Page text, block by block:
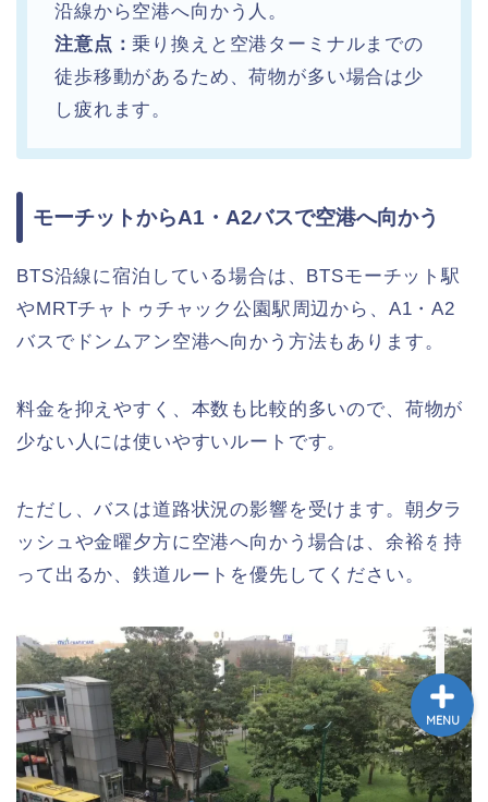
沿線から空港へ向かう人。
注意点：乗り換えと空港ターミナルまでの
徒歩移動があるため、荷物が多い場合は少
し疲れます。
モーチットからA1・A2バスで空港へ向かう
BTS沿線に宿泊している場合は、BTSモーチット駅
やMRTチャトゥチャック公園駅周辺から、A1・A2
バスでドンムアン空港へ向かう方法もあります。
料金を抑えやすく、本数も比較的多いので、荷物が
少ない人には使いやすいルートです。
ただし、バスは道路状況の影響を受けます。朝夕ラ
ッシュや金曜夕方に空港へ向かう場合は、余裕を持
って出るか、鉄道ルートを優先してください。
MENU
ホーム
トゥクトゥク配車MuvMi
記事広告・PRのお問い合
わせ